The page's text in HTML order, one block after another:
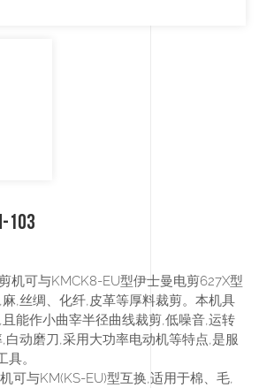
机可与KMCK8-EU型伊士曼电剪627X型
,丝绸、化纤,皮革等厚料裁剪。本机具
能作小曲宰半径曲线裁剪,低噪音,运转
白动磨刀,采用大功率电动机等特点,是服
。
可与KM(KS-EU)型互换,适用于棉、毛,